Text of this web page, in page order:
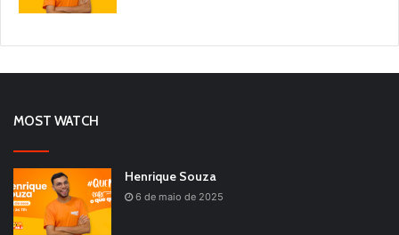
MOST WATCH
Henrique Souza
6 de maio de 2025